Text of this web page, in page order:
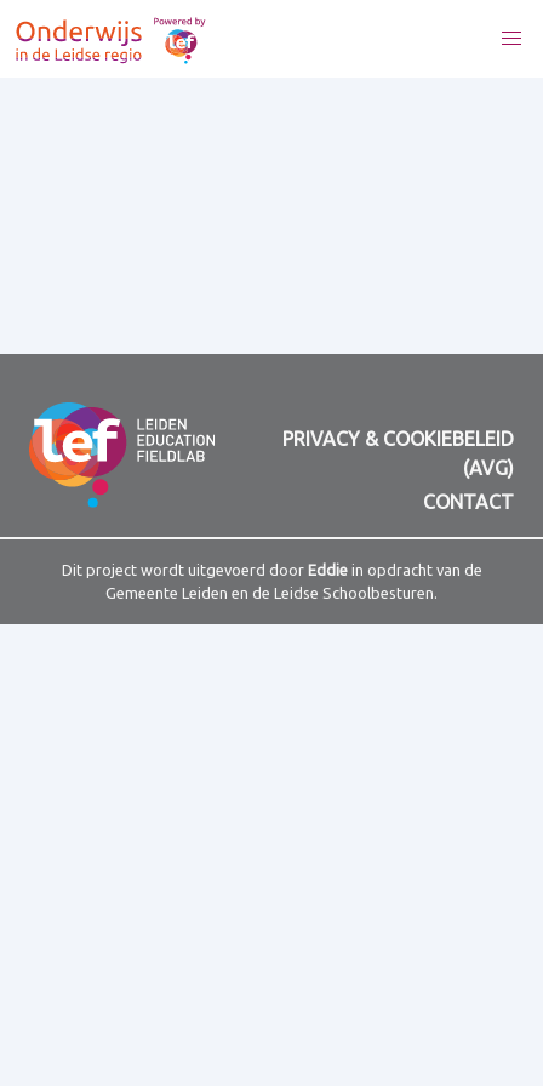
PRIVACY & COOKIEBELEID
(AVG)
CONTACT
Dit project wordt uitgevoerd door Eddiein opdracht van de
Gemeente Leiden en de Leidse Schoolbesturen.